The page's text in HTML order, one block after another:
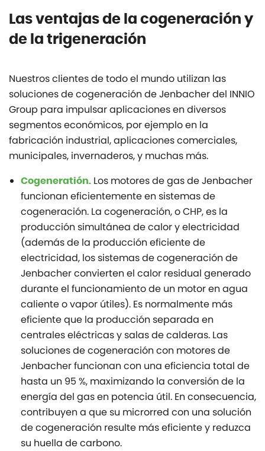
Las ventajas de la cogeneración y
de la trigeneración
Nuestros clientes de todo el mundo utilizan las
soluciones de cogeneración de Jenbacher del INNIO
Group para impulsar aplicaciones en diversos
segmentos económicos, por ejemplo en la
fabricación industrial, aplicaciones comerciales,
municipales, invernaderos, y muchas más.
Cogeneratión. Los motores de gas de Jenbacher
funcionan eficientemente en sistemas de
cogeneración. La cogeneración, o CHP, es la
producción simultánea de calor y electricidad
(además de la producción eficiente de
electricidad, los sistemas de cogeneración de
Jenbacher convierten el calor residual generado
durante el funcionamiento de un motor en agua
caliente o vapor útiles). Es normalmente más
eficiente que la producción separada en
centrales eléctricas y salas de calderas. Las
soluciones de cogeneración con motores de
Jenbacher funcionan con una eficiencia total de
hasta un 95 %, maximizando la conversión de la
energía del gas en potencia útil. En consecuencia,
contribuyen a que su microrred con una solución
de cogeneración resulte más eficiente y reduzca
su huella de carbono.